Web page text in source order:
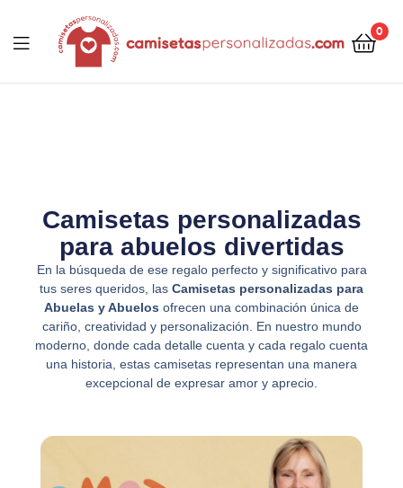
Camisetaspersonalizadas.com
0
Camisetas personalizadas
para abuelos divertidas
En la búsqueda de ese regalo perfecto y significativo para
tus seres queridos, las Camisetas personalizadas para
Abuelas y Abuelos ofrecen una combinación única de
cariño, creatividad y personalización. En nuestro mundo
moderno, donde cada detalle cuenta y cada regalo cuenta
una historia, estas camisetas representan una manera
excepcional de expresar amor y aprecio.